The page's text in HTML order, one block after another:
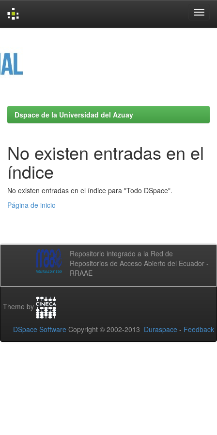
Dspace de la Universidad del Azuay
No existen entradas en el
índice
No existen entradas en el índice para "Todo DSpace".
Página de inicio
Repositorio integrado a la Red de
Repositorios de Acceso Abierto del Ecuador -
RRAAE
Theme by
DSpace Software Copyright © 2002-2013 Duraspace - Feedback